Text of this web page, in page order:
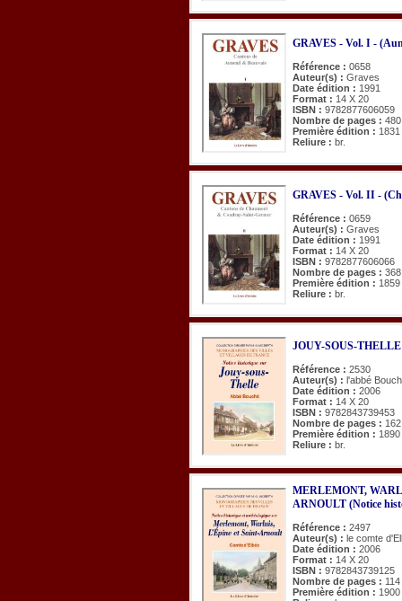
GRAVES - Vol. I -
Référence : 0658
Auteur(s) : Graves
Date édition : 1991
Format : 14 X 20
ISBN : 9782877606059
Nombre de pages : 480
Première édition : 1831
Reliure : br.
GRAVES - Vol. II -
Référence : 0659
Auteur(s) : Graves
Date édition : 1991
Format : 14 X 20
ISBN : 9782877606066
Nombre de pages : 368
Première édition : 1859
Reliure : br.
JOUY-SOUS-
Référence : 2530
Auteur(s) : l'abbé
Date édition : 2006
Format : 14 X 20
ISBN : 9782843739453
Nombre de pages : 162
Première édition : 1890
Reliure : br.
MERLEMONT,
ARNOULT (Notice
Référence : 2497
Auteur(s) : le comte
Date édition : 2006
Format : 14 X 20
ISBN : 9782843739125
Nombre de pages : 114
Première édition : 1900